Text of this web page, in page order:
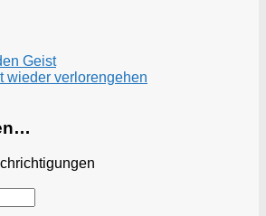
Geist
wieder verlorengehen